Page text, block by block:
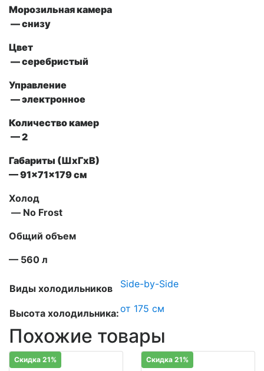
Морозильная камера
— снизу
Цвет
— серебристый
Управление
— электронное
Количество камер
— 2
Габариты (ШxГxВ)
— 91x71x179 см
Холод
— No Frost
Общий объем
— 560 л
Виды холодильников Side-by-Side
Высота холодильника:от 175 см
Похожие товары
Скидка 21% Скидка 21%